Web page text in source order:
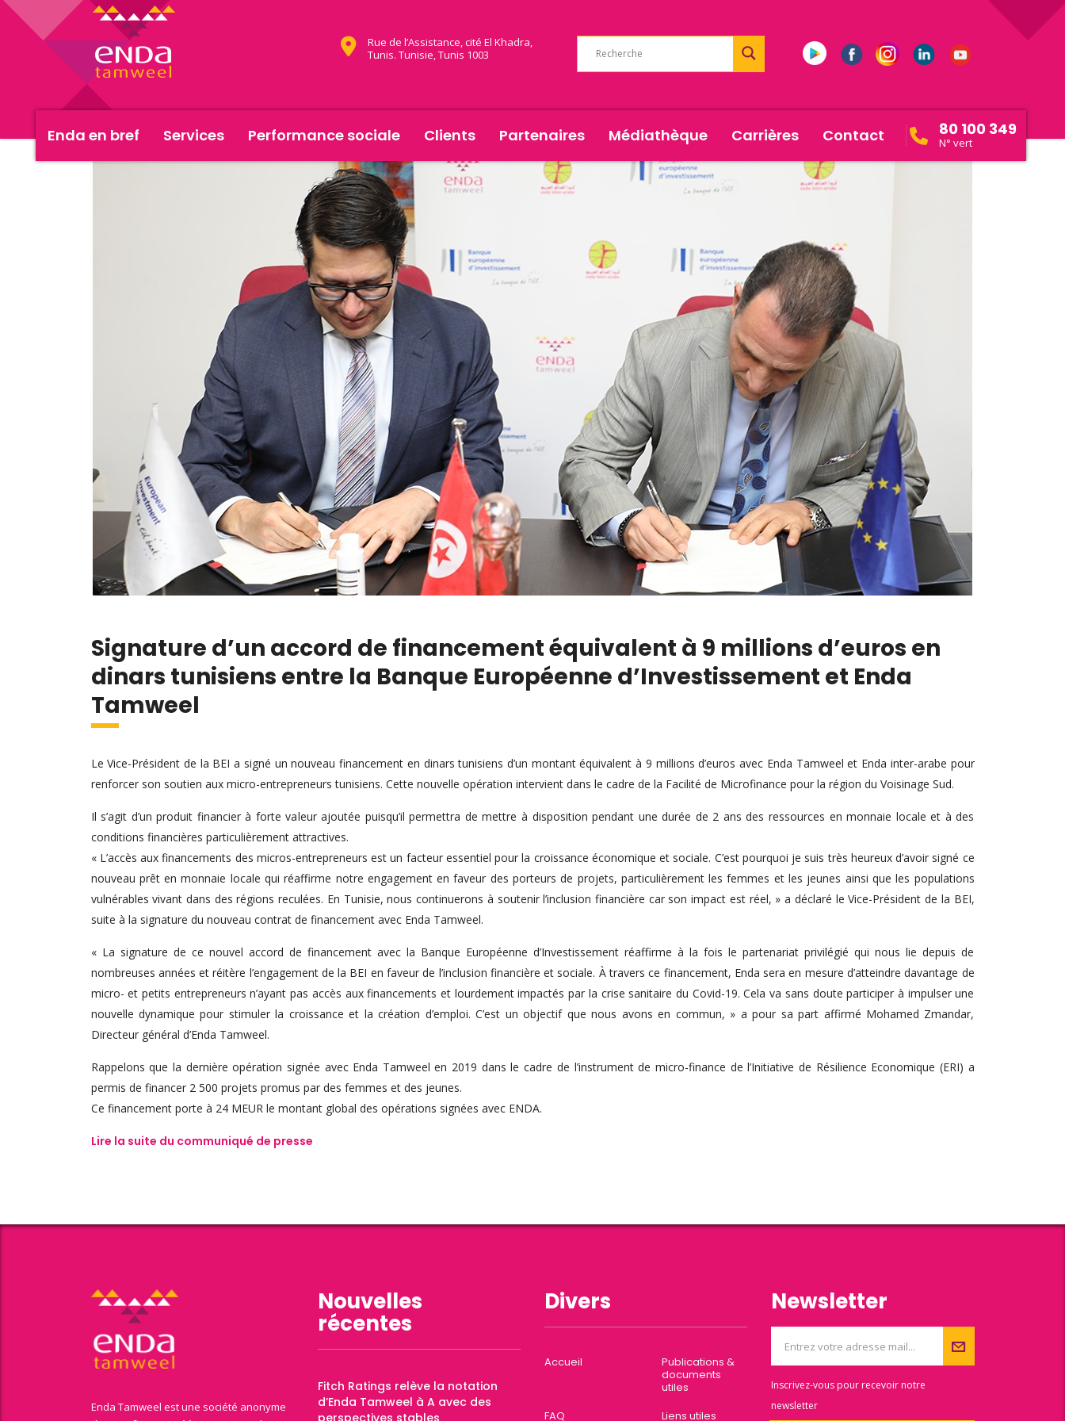
Rue de l’Assistance, cité El Khadra,
Tunis. Tunisie, Tunis 1003
Enda en bref Services Performance sociale Clients Partenaires Médiathèque Carrières Contact 80 100 349
N° vert
Signature d’un accord de financement équivalent à 9 millions d’euros en
dinars tunisiens entre la Banque Européenne d’Investissement et Enda
Tamweel
Le Vice-Président de la BEI a signé un nouveau financement en dinars tunisiens d’un montant équivalent à 9 millions d’euros avec Enda Tamweel et Enda inter-arabe pour
renforcer son soutien aux micro-entrepreneurs tunisiens. Cette nouvelle opération intervient dans le cadre de la Facilité de Microfinance pour la région du Voisinage Sud.
Il s’agit d’un produit financier à forte valeur ajoutée puisqu’il permettra de mettre à disposition pendant une durée de 2 ans des ressources en monnaie locale et à des
conditions financières particulièrement attractives.
« L’accès aux financements des micros-entrepreneurs est un facteur essentiel pour la croissance économique et sociale. C’est pourquoi je suis très heureux d’avoir signé ce
nouveau prêt en monnaie locale qui réaffirme notre engagement en faveur des porteurs de projets, particulièrement les femmes et les jeunes ainsi que les populations
vulnérables vivant dans des régions reculées. En Tunisie, nous continuerons à soutenir l’inclusion financière car son impact est réel, » a déclaré le Vice-Président de la BEI,
suite à la signature du nouveau contrat de financement avec Enda Tamweel.
« La signature de ce nouvel accord de financement avec la Banque Européenne d’Investissement réaffirme à la fois le partenariat privilégié qui nous lie depuis de
nombreuses années et réitère l’engagement de la BEI en faveur de l’inclusion financière et sociale. À travers ce financement, Enda sera en mesure d’atteindre davantage de
micro- et petits entrepreneurs n’ayant pas accès aux financements et lourdement impactés par la crise sanitaire du Covid-19. Cela va sans doute participer à impulser une
nouvelle dynamique pour stimuler la croissance et la création d’emploi. C’est un objectif que nous avons en commun, » a pour sa part affirmé Mohamed Zmandar,
Directeur général d’Enda Tamweel.
Rappelons que la dernière opération signée avec Enda Tamweel en 2019 dans le cadre de l’instrument de micro-finance de l’Initiative de Résilience Economique (ERI) a
permis de financer 2 500 projets promus par des femmes et des jeunes.
Ce financement porte à 24 MEUR le montant global des opérations signées avec ENDA.
Lire la suite du communiqué de presse
Enda Tamweel est une société anonyme
Nouvelles
récentes
Fitch Ratings relève la notation
d’Enda Tamweel à A avec des
perspectives stables
Divers
Accueil
Publications &
documents
utiles
FAQ
Liens utiles
Newsletter
Inscrivez-vous pour recevoir notre
newsletter